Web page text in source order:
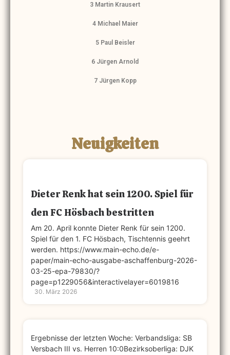
3 Martin Krausert
4 Michael Maier
5 Paul Beisler
6 Jürgen Arnold
7 Jürgen Kopp
Neuigkeiten
Dieter Renk hat sein 1200. Spiel für
den FC Hösbach bestritten
Am 20. April konnte Dieter Renk für sein 1200.
Spiel für den 1. FC Hösbach, Tischtennis geehrt
werden. https://www.main-echo.de/e-
paper/main-echo-ausgabe-aschaffenburg-2026-
03-25-epa-79830/?
page=p1229056&interactivelayer=6019816
30. März 2026
Ergebnisse der letzten Woche: Verbandsliga: SB
Versbach III vs. Herren 10:0Bezirksoberliga: DJK